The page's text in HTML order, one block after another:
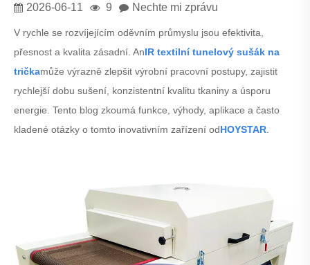
2026-06-11 9 Nechte mi zprávu
V rychle se rozvíjejícím oděvním průmyslu jsou efektivita,
přesnost a kvalita zásadní. AnIR textilní tunelový sušák na
tričkamůže výrazně zlepšit výrobní pracovní postupy, zajistit
rychlejší dobu sušení, konzistentní kvalitu tkaniny a úsporu
energie. Tento blog zkoumá funkce, výhody, aplikace a často
kladené otázky o tomto inovativním zařízení odHOYSTAR